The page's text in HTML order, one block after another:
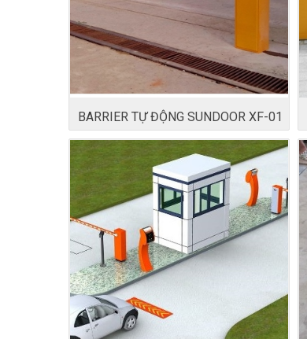
BARRIER TỰ ĐỘNG SUNDOOR XF-01